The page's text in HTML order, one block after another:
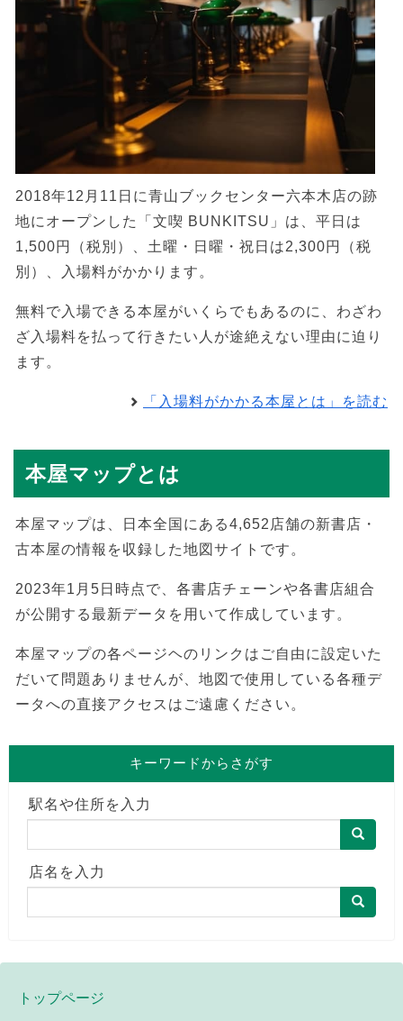
2018年12月11日に青山ブックセンター六本木店の跡
地にオープンした「文喫 BUNKITSU」は、平日は
1,500円（税別）、土曜・日曜・祝日は2,300円（税
別）、入場料がかかります。
無料で入場できる本屋がいくらでもあるのに、わざわ
ざ入場料を払って行きたい人が途絶えない理由に迫り
ます。
「入場料がかかる本屋とは」を読む
本屋マップとは
本屋マップは、日本全国にある4,652店舗の新書店・
古本屋の情報を収録した地図サイトです。
2023年1月5日時点で、各書店チェーンや各書店組合
が公開する最新データを用いて作成しています。
本屋マップの各ページヘのリンクはご自由に設定いた
だいて問題ありませんが、地図で使用している各種デ
ータへの直接アクセスはご遠慮ください。
キーワードからさがす
駅名や住所を入力
店名を入力
トップページ